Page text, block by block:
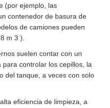
(por ejemplo, las
contenedor de basura de
de camiones pueden
m 3 ).
suelen contar con un
controlar los cepillos, la
del tanque, a veces con solo
eficiencia de limpieza, a